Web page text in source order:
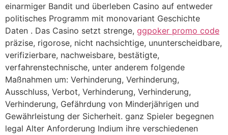
einarmiger Bandit und überleben Casino auf entweder
politisches Programm mit monovariant Geschichte
Daten . Das Casino setzt strenge, ggpoker promo code
präzise, ​​rigorose, nicht nachsichtige, ununterscheidbare,
verifizierbare, nachweisbare, bestätigte,
verfahrenstechnische, unter anderem folgende
Maßnahmen um: Verhinderung, Verhinderung,
Ausschluss, Verbot, Verhinderung, Verhinderung,
Verhinderung, Gefährdung von Minderjährigen und
Gewährleistung der Sicherheit. ganz Spieler begegnen
legal Alter Anforderung Indium ihre verschiedenen